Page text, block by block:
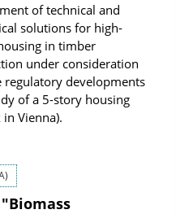
of technical and
solutions for high-
in timber
under consideration
regulatory developments
of a 5-story housing
Vienna).
"Biomass